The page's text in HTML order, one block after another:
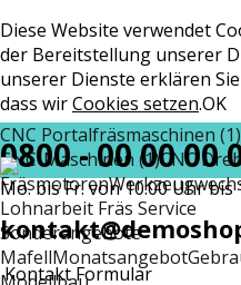
Diese Website verwendet
der Bereitstellung unserer
unserer Dienste erklären
dass wirCookies setzen.OK
CNC Portalfräsmaschinen (1)
CNC-Maschinen (1)CNC
Fräsmotoren
Lohnarbeit Fräs Service
Sonderangebote
MafellMonatsangebot
0800 - 00 00 00
Mo. bis Fr. von 10:00 Uhr bis
Kontakt Formular